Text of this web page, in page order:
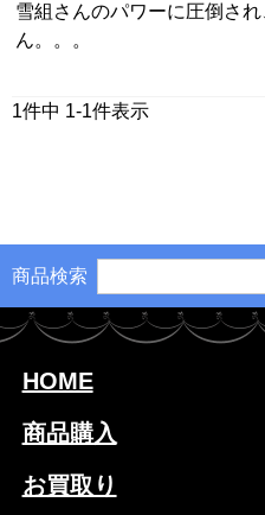
雪組さんのパワーに圧倒さ
ん。。。
1件中 1-1件表示
商品検索
HOME
商品購入
お買取り